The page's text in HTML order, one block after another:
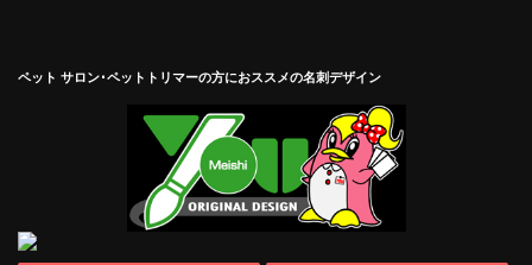
ペット サロン･ペットトリマーの方におススメの名刺デザイン